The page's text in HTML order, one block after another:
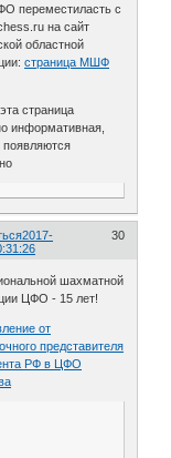
переместиласть с
на сайт
областной
страница МШФ
страница
информативная,
появляются
30
2017-
шахматной
ЦФО - 15 лет!
от
представителя
РФ в ЦФО